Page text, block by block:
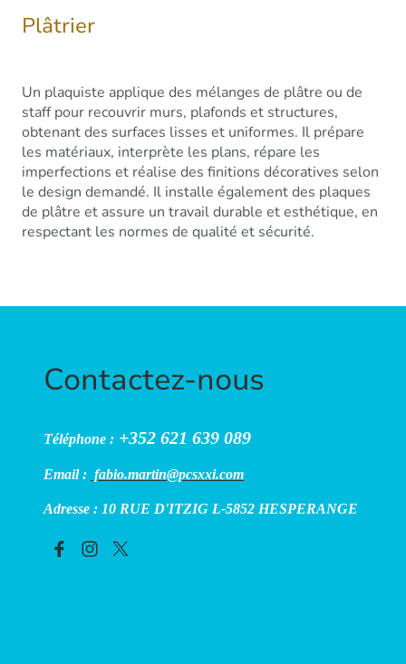
Plâtrier
Un plaquiste applique des mélanges de plâtre ou de
staff pour recouvrir murs, plafonds et structures,
obtenant des surfaces lisses et uniformes. Il prépare
les matériaux, interprète les plans, répare les
imperfections et réalise des finitions décoratives selon
le design demandé. Il installe également des plaques
de plâtre et assure un travail durable et esthétique, en
respectant les normes de qualité et sécurité.
Contactez-nous
Téléphone : +352 621 639 089
Email : fabio.martin@pcsxxi.com
Adresse : 10 RUE D'ITZIG L-5852 HESPERANGE